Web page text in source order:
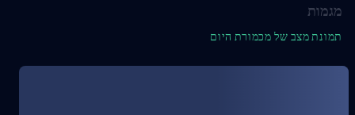
מגמות
תמונת מצב של מכמורת היום